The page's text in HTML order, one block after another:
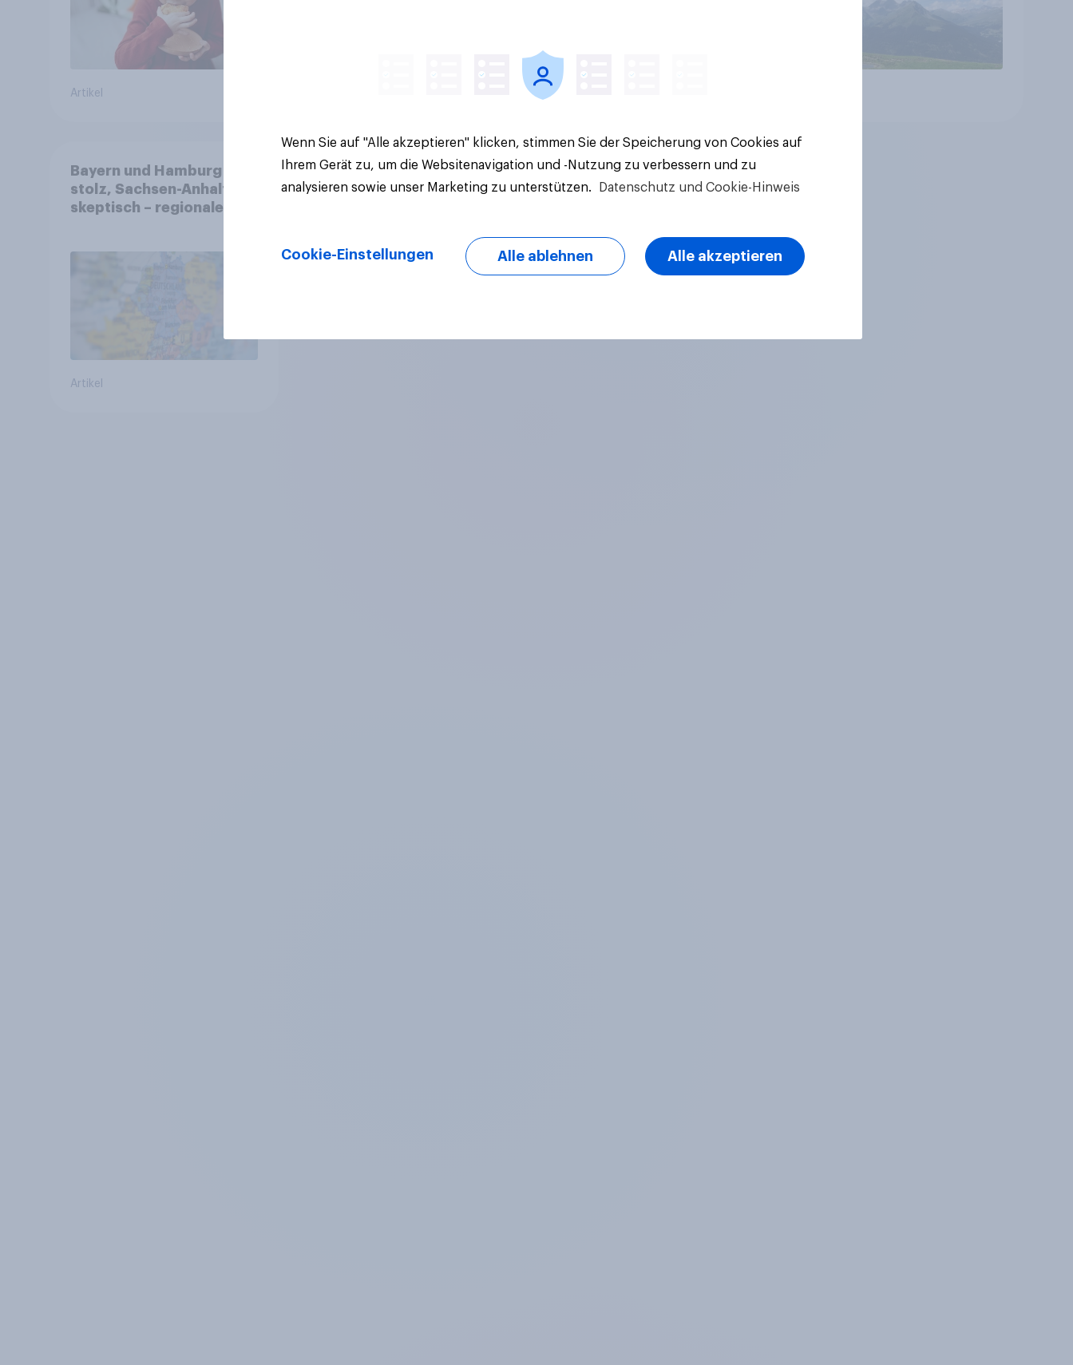
Artikel
Bayern und Hamburg
stolz, Sachsen-Anhalt
skeptisch – regionale
Europa im Osten am
Artikel
Wenn Sie auf "Alle akzeptieren" klicken, stimmen Sie der Speicherung von Cookies auf
Ihrem Gerät zu, um die Websitenavigation und -Nutzung zu verbessern und zu
analysieren sowie unser Marketing zu unterstützen.
Datenschutz und Cookie-Hinweis
Cookie-Einstellungen Alle ablehnen Alle akzeptieren